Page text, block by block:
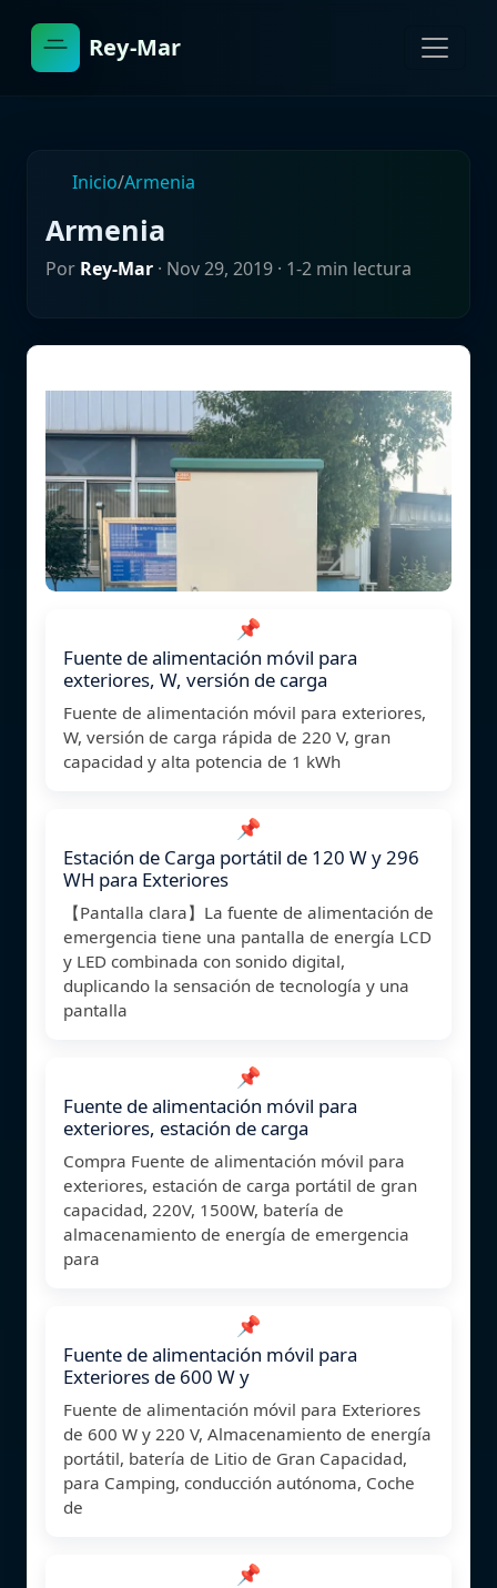
Rey-Mar
Inicio/Armenia
Armenia
Por Rey-Mar · Nov 29, 2019 · 1-2 min lectura
📌
Fuente de alimentación móvil para
exteriores, W, versión de carga
Fuente de alimentación móvil para exteriores,
W, versión de carga rápida de 220 V, gran
capacidad y alta potencia de 1 kWh
📌
Estación de Carga portátil de 120 W y 296
WH para Exteriores
【Pantalla clara】La fuente de alimentación de
emergencia tiene una pantalla de energía LCD
y LED combinada con sonido digital,
duplicando la sensación de tecnología y una
pantalla
📌
Fuente de alimentación móvil para
exteriores, estación de carga
Compra Fuente de alimentación móvil para
exteriores, estación de carga portátil de gran
capacidad, 220V, 1500W, batería de
almacenamiento de energía de emergencia
para
📌
Fuente de alimentación móvil para
Exteriores de 600 W y
Fuente de alimentación móvil para Exteriores
de 600 W y 220 V, Almacenamiento de energía
portátil, batería de Litio de Gran Capacidad,
para Camping, conducción autónoma, Coche
de
📌